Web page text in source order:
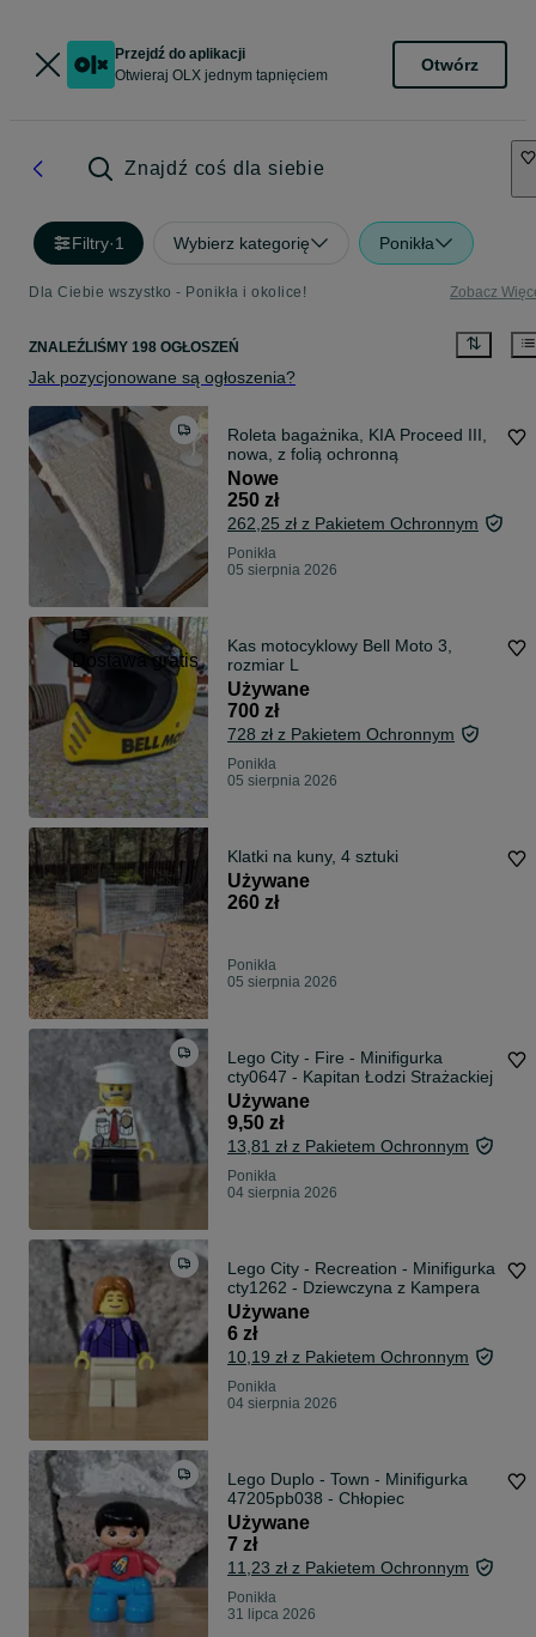
Przejdź do aplikacji
Otwieraj OLX jednym tapnięciem
Otwórz
Znajdź coś dla siebie
Filtry·1 Wybierz kategorię Ponikła
Dla Ciebie wszystko - Ponikła i okolice! Zobacz
ZNALEŹLIŚMY 198 OGŁOSZEŃ
Jak pozycjonowane są ogłoszenia?
Roleta bagażnika, KIA Proceed III,
nowa, z folią ochronną
Nowe
250 zł
262,25 zł z Pakietem Ochronnym
Ponikła
05 sierpnia 2026
Dostawa gratis
Kas motocyklowy Bell Moto 3,
rozmiar L
Używane
700 zł
728 zł z Pakietem Ochronnym
Ponikła
05 sierpnia 2026
Klatki na kuny, 4 sztuki
Używane
260 zł
Ponikła
05 sierpnia 2026
Lego City - Fire - Minifigurka
cty0647 - Kapitan Łodzi Strażackiej
Używane
9,50 zł
13,81 zł z Pakietem Ochronnym
Ponikła
04 sierpnia 2026
Lego City - Recreation - Minifigurka
cty1262 - Dziewczyna z Kampera
Używane
6 zł
10,19 zł z Pakietem Ochronnym
Ponikła
04 sierpnia 2026
Lego Duplo - Town - Minifigurka
47205pb038 - Chłopiec
Używane
7 zł
11,23 zł z Pakietem Ochronnym
Ponikła
31 lipca 2026